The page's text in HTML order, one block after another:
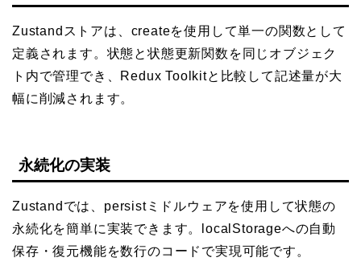
Zustandストアは、createを使用して単一の関数として
定義されます。状態と状態更新関数を同じオブジェク
ト内で管理でき、Redux Toolkitと比較して記述量が大
幅に削減されます。
永続化の実装
Zustandでは、persistミドルウェアを使用して状態の
永続化を簡単に実装できます。localStorageへの自動
保存・復元機能を数行のコードで実現可能です。